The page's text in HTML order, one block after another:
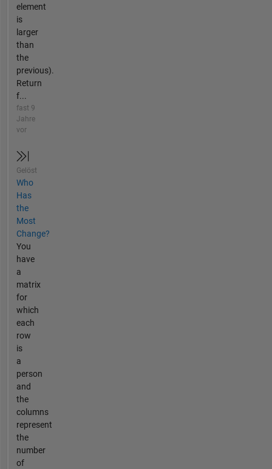
element
is
larger
than
the
previous).
Return
f...
fast 9
Jahre
vor
Gelöst
Who
Has
the
Most
Change?
You
have
a
matrix
for
which
each
row
is
a
person
and
the
columns
represent
the
number
of